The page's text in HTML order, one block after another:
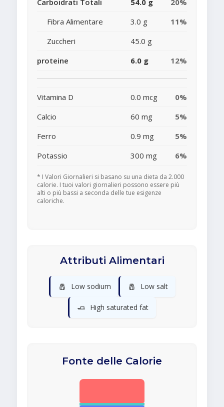
Carboidrati Totali 54.0 g
20%
Fibra Alimentare
3.0 g
11%
Zuccheri
45.0 g
proteine
6.0 g 12%
Vitamina D 0.0 mcg
0%
Calcio
60 mg
5%
Ferro
0.9 mg
5%
Potassio
300 mg 6%
* I Valori Giornalieri si basano su una dieta da 2.000
calorie. I tuoi valori giornalieri possono essere più
alti o più bassi a seconda delle tue esigenze
caloriche.
Attributi Alimentari
🧂 Low sodium 🧂 Low salt
🧈 High saturated fat
Fonte delle Calorie